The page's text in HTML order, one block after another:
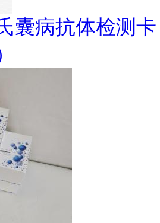
囊病抗体检测卡